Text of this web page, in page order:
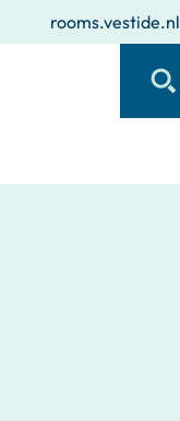
rooms.vestide.nl